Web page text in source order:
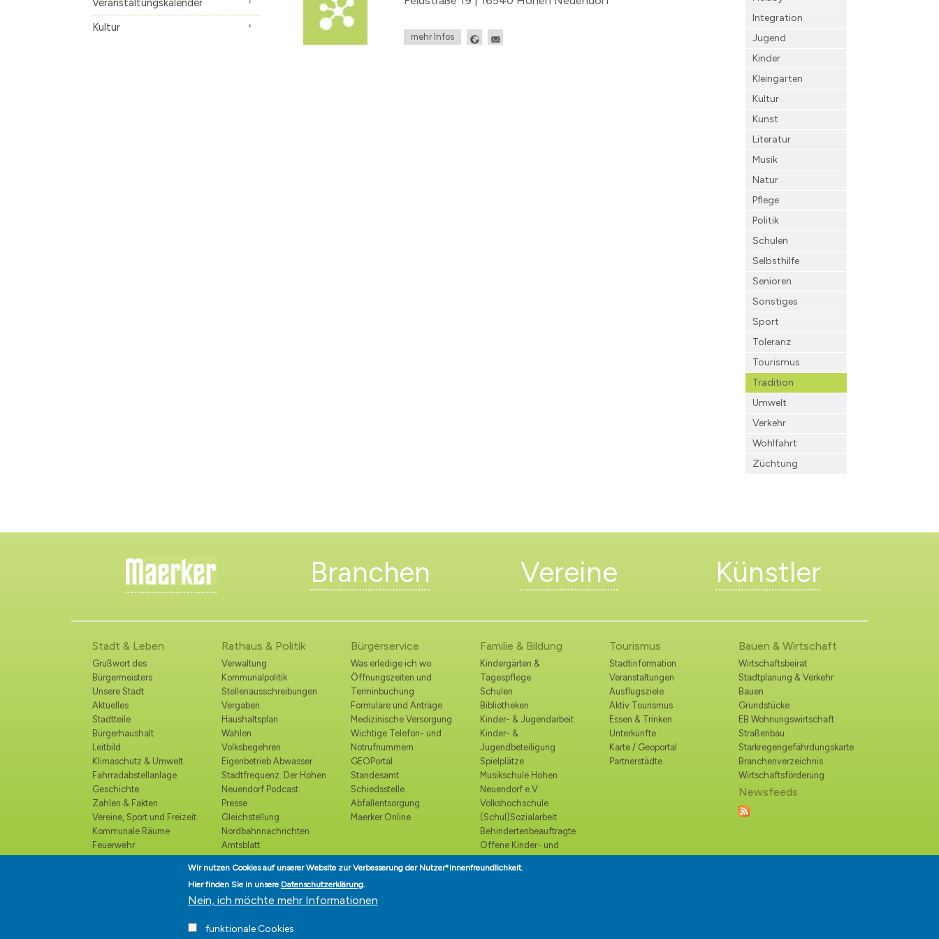
Veranstaltungskalender
Kultur
mehr Infos
Integration
Jugend
Kinder
Kleingarten
Kultur
Kunst
Literatur
Musik
Natur
Pflege
Politik
Schulen
Selbsthilfe
Senioren
Sonstiges
Sport
Toleranz
Tourismus
Tradition
Umwelt
Verkehr
Wohlfahrt
Züchtung
Branchen Vereine Künstler
Stadt & Leben
Grußwort des
Bürgermeisters
Unsere Stadt
Aktuelles
Stadtteile
Bürgerhaushalt
Leitbild
Klimaschutz & Umwelt
Fahrradabstellanlage
Geschichte
Zahlen & Fakten
Vereine, Sport und Freizeit
Kommunale Räume
Feuerwehr
Polizei
Rathaus & Politik
Verwaltung
Kommunalpolitik
Stellenausschreibungen
Vergaben
Haushaltsplan
Wahlen
Volksbegehren
Eigenbetrieb Abwasser
Stadtfrequenz. Der Hohen
Neuendorf Podcast.
Presse
Gleichstellung
Nordbahnnachrichten
Amtsblatt
Ortsrecht /
Bekanntmachungen
Ehrenbürger
Bürgerservice
Was erledige ich wo
Öffnungszeiten und
Terminbuchung
Formulare und Anträge
Medizinische Versorgung
Wichtige Telefon- und
Notrufnummern
GEOPortal
Standesamt
Schiedsstelle
Abfallentsorgung
Maerker Online
Familie & Bildung
Kindergärten &
Tagespflege
Schulen
Bibliotheken
Kinder- & Jugendarbeit
Kinder- &
Jugendbeteiligung
Spielplätze
Musikschule Hohen
Neuendorf e.V.
Volkshochschule
(Schul)Sozialarbeit
Behindertenbeauftragte
Offene Kinder- und
Jugendtreffs
Seniorenbeirat
Tourismus
Stadtinformation
Veranstaltungen
Ausflugsziele
Aktiv Tourismus
Essen & Trinken
Unterkünfte
Karte / Geoportal
Partnerstädte
Bauen & Wirtschaft
Wirtschaftsbeirat
Stadtplanung & Verkehr
Bauen
Grundstücke
EB Wohnungswirtschaft
Straßenbau
Starkregengefährdungskarte
Branchenverzeichnis
Wirtschaftsförderung
Newsfeeds
Wir nutzen Cookies auf unserer Website zur Verbesserung der Nutzer*innenfreundlichkeit.
Hier finden Sie in unsere Datenschutzerklärung.
Nein, ich möchte mehr Informationen
funktionale Cookies